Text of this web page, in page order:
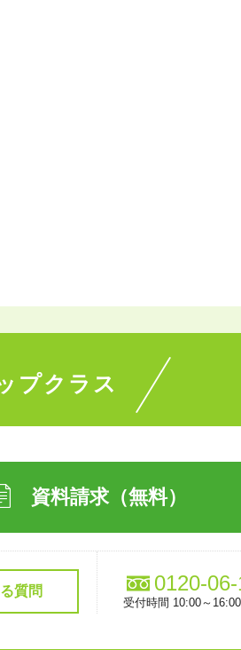
プクラス
資料請求（無料）
質問 0120-
受付時間 10:00～16:00